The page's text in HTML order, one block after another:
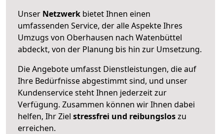
Unser Netzwerk bietet Ihnen einen
umfassenden Service, der alle Aspekte Ihres
Umzugs von Oberhausen nach Watenbüttel
abdeckt, von der Planung bis hin zur Umsetzung.
Die Angebote umfasst Dienstleistungen, die auf
Ihre Bedürfnisse abgestimmt sind, und unser
Kundenservice steht Ihnen jederzeit zur
Verfügung. Zusammen können wir Ihnen dabei
helfen, Ihr Ziel stressfrei und reibungsloszu
erreichen.